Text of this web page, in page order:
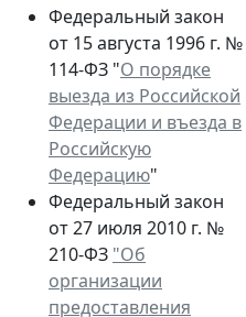
Федеральный закон
от 15 августа 1996 г. №
114-ФЗ "О порядке
выезда из Российской
Федерации и въезда в
Российскую
Федерацию"
Федеральный закон
от 27 июля 2010 г. №
210-ФЗ "Об
организации
предоставления